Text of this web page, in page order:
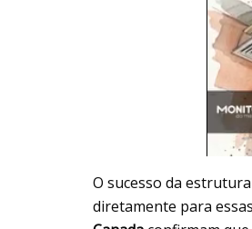
O sucesso da
diretamente para